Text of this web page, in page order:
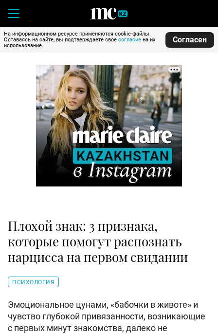
На информационном ресурсе применяются cookie-файлы.
Оставаясь на сайте, вы подтверждаете свое согласие на их
использование.
Согласен
Плохой знак: 3 признака,
которые помогут распознать
нарцисса на первом свидании
ПСИХОЛОГИЯ
Эмоциональное цунами, «бабочки в животе» и
чувство глубокой привязанности, возникающие
с первых минут знакомства, далеко не